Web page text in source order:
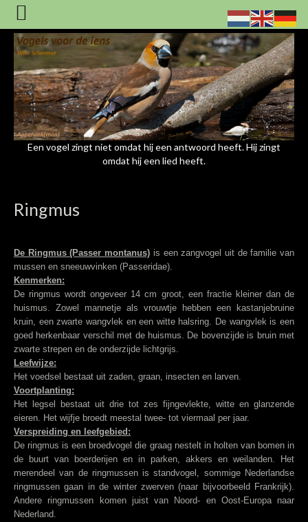
Een vogel zingt niet omdat hij een antwoord heeft. Hij zingt
omdat hij een lied heeft.
Ringmus
De Ringmus (Passer montanus) is een zangvogel uit de familie van
mussen en sneeuwvinken (Passeridae).
Kenmerken:
De ringmus wordt ongeveer 14 cm groot, een fractie kleiner dan de
huismus. Zowel mannetje als vrouwtje hebben een kastanjebruine
kruin, een zwarte wangvlek en een witte halsring. De wangvlek is een
goed herkenbaar verschil met de huismus. De bovenzijde is bruin met
zwarte strepen en de onderzijde lichtgrijs.
Leefwijze:
Het voedsel bestaat uit zaden, graan, insecten en larven.
Voortplanting:
Het legsel bestaat uit drie tot zes fijngevlekte, witte en glanzende
eieren. Het wijfje broedt meestal twee- tot viermaal per jaar.
Verspreiding en leefgebied:
De ringmus is een broedvogel die graag nestelt in holten van bomen in
de buurt van boerderijen en in parken, akkers en weilanden. Het
merendeel van de ringmussen is standvogel, sommige Nederlandse
ringmussen gaan in de winter zwerven (naar bijvoorbeeld Frankrijk).
Andere ringmussen komen juist van Noord- en Oost-Europa naar
Nederland.